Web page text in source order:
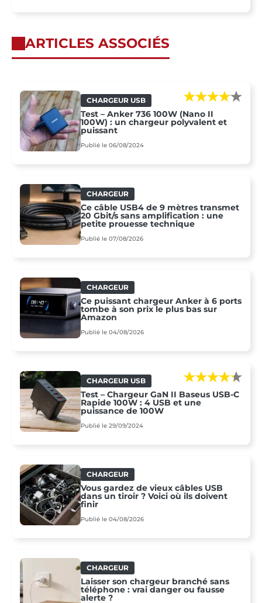
ARTICLES ASSOCIÉS
CHARGEUR USB
Test – Anker 736 100W (Nano II
100W) : un chargeur polyvalent et
puissant
Publié le 06/08/2024
CHARGEUR
Ce câble USB4 de 9 mètres transmet
20 Gbit/s sans amplification : une
petite prouesse technique
Publié le 07/08/2026
CHARGEUR
Ce puissant chargeur Anker à 6 ports
tombe à son prix le plus bas sur
Amazon
Publié le 04/08/2026
CHARGEUR USB
Test – Chargeur GaN II Baseus USB-C
Rapide 100W : 4 USB et une
puissance de 100W
Publié le 29/09/2024
CHARGEUR
Vous gardez de vieux câbles USB
dans un tiroir ? Voici où ils doivent
finir
Publié le 04/08/2026
CHARGEUR
Laisser son chargeur branché sans
téléphone : vrai danger ou fausse
alerte ?